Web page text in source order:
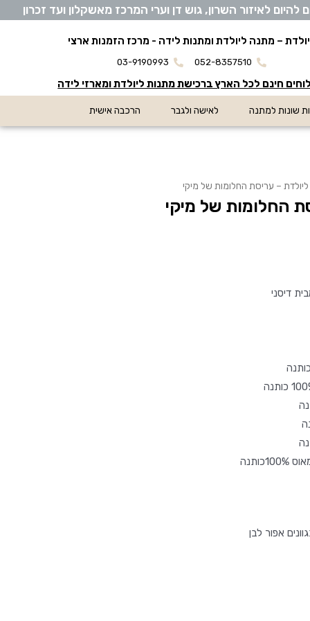
לאיזור השרון, גוש דן וערי המרכז מאשקלון ועד זכרון
– מתנה ליולדת ומתנות לידה - מרכז הזמנות ארצי
052-8357510
03-9190993
חינם לכל הארץ ברכישת מתנות ליולדת ומארזי לידה
שונות למתנה לאישה ולגבר הרכבה אישית
– עריסת החלומות של מיקי
החלומות של מיקי
דיסני
אפור לבן